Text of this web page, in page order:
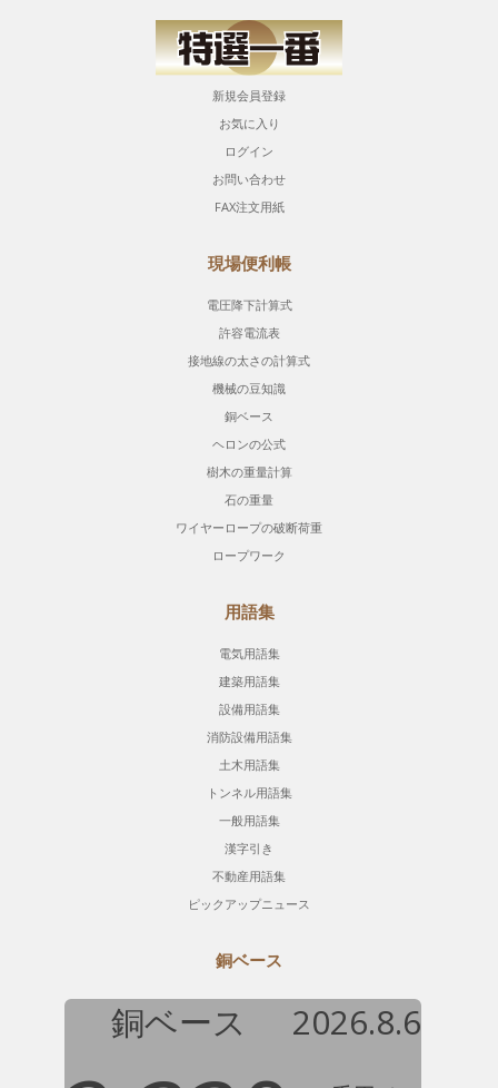
新規会員登録
お気に入り
ログイン
お問い合わせ
FAX注文用紙
現場便利帳
電圧降下計算式
許容電流表
接地線の太さの計算式
機械の豆知識
銅ベース
ヘロンの公式
樹木の重量計算
石の重量
ワイヤーロープの破断荷重
ロープワーク
用語集
電気用語集
建築用語集
設備用語集
消防設備用語集
土木用語集
トンネル用語集
一般用語集
漢字引き
不動産用語集
ピックアップニュース
銅ベース
銅ベース 2026.8.6